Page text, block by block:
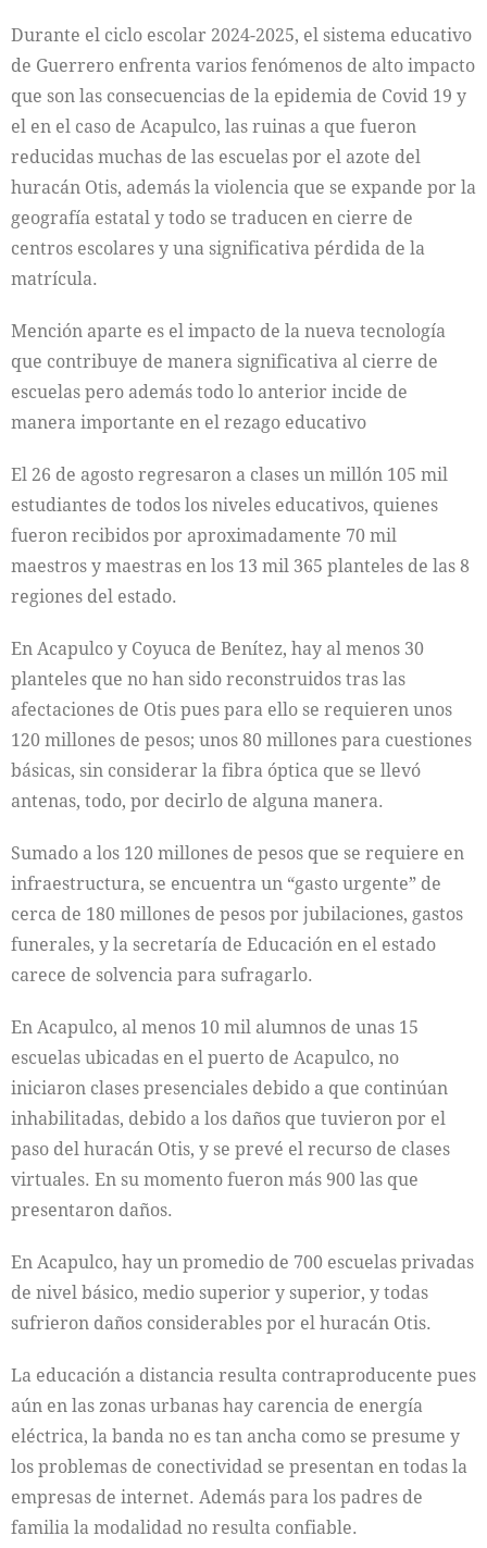
Durante el ciclo escolar 2024-2025, el sistema educativo
de Guerrero enfrenta varios fenómenos de alto impacto
que son las consecuencias de la epidemia de Covid 19 y
el en el caso de Acapulco, las ruinas a que fueron
reducidas muchas de las escuelas por el azote del
huracán Otis, además la violencia que se expande por la
geografía estatal y todo se traducen en cierre de
centros escolares y una significativa pérdida de la
matrícula.
Mención aparte es el impacto de la nueva tecnología
que contribuye de manera significativa al cierre de
escuelas pero además todo lo anterior incide de
manera importante en el rezago educativo
El 26 de agosto regresaron a clases un millón 105 mil
estudiantes de todos los niveles educativos, quienes
fueron recibidos por aproximadamente 70 mil
maestros y maestras en los 13 mil 365 planteles de las 8
regiones del estado.
En Acapulco y Coyuca de Benítez, hay al menos 30
planteles que no han sido reconstruidos tras las
afectaciones de Otis pues para ello se requieren unos
120 millones de pesos; unos 80 millones para cuestiones
básicas, sin considerar la fibra óptica que se llevó
antenas, todo, por decirlo de alguna manera.
Sumado a los 120 millones de pesos que se requiere en
infraestructura, se encuentra un “gasto urgente” de
cerca de 180 millones de pesos por jubilaciones, gastos
funerales, y la secretaría de Educación en el estado
carece de solvencia para sufragarlo.
En Acapulco, al menos 10 mil alumnos de unas 15
escuelas ubicadas en el puerto de Acapulco, no
iniciaron clases presenciales debido a que continúan
inhabilitadas, debido a los daños que tuvieron por el
paso del huracán Otis, y se prevé el recurso de clases
virtuales. En su momento fueron más 900 las que
presentaron daños.
En Acapulco, hay un promedio de 700 escuelas privadas
de nivel básico, medio superior y superior, y todas
sufrieron daños considerables por el huracán Otis.
La educación a distancia resulta contraproducente pues
aún en las zonas urbanas hay carencia de energía
eléctrica, la banda no es tan ancha como se presume y
los problemas de conectividad se presentan en todas la
empresas de internet. Además para los padres de
familia la modalidad no resulta confiable.